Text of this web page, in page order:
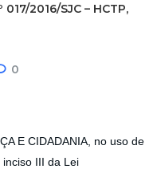
2016/SJC – HCTP,
0
E CIDADANIA, no uso de
inciso III da Lei